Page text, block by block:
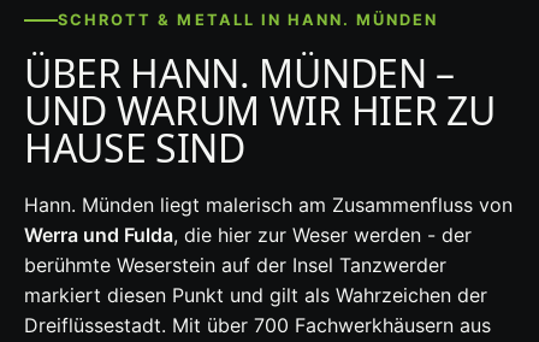
SCHROTT & METALL IN HANN. MÜNDEN
ÜBER HANN. MÜNDEN –
UND WARUM WIR HIER ZU
HAUSE SIND
Hann. Münden liegt malerisch am Zusammenfluss von
Werra und Fulda, die hier zur Weser werden - der
berühmte Weserstein auf der Insel Tanzwerder
markiert diesen Punkt und gilt als Wahrzeichen der
Dreiflüssestadt. Mit über 700 Fachwerkhäusern aus